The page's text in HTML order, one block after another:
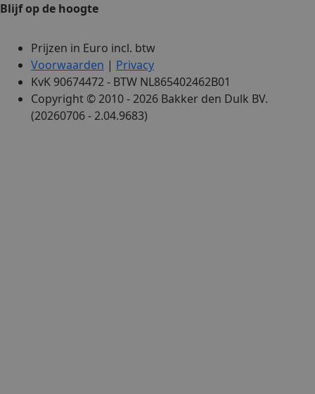
Blijf op de hoogte
Prijzen in Euro incl. btw
Voorwaarden | Privacy
KvK 90674472 - BTW NL865402462B01
Copyright © 2010 - 2026 Bakker den Dulk BV.
(20260706 - 2.04.9683)